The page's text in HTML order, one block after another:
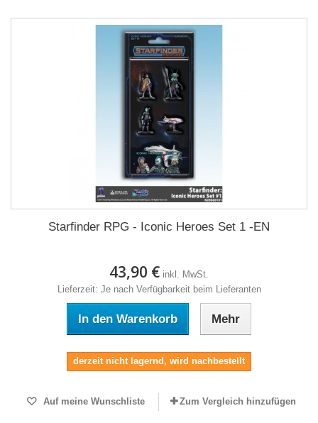
Starfinder RPG - Iconic Heroes Set 1 -EN
43,90 € inkl. MwSt.
Lieferzeit: Je nach Verfügbarkeit beim Lieferanten
In den Warenkorb Mehr
derzeit nicht lagernd, wird nachbestellt
Auf meine Wunschliste Zum Vergleich hinzufügen